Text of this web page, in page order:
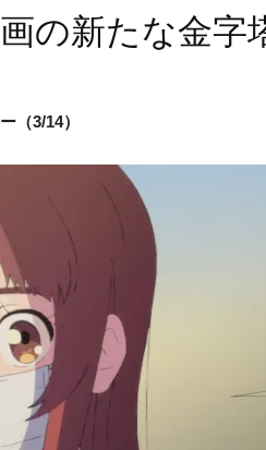
の新たな金字
（3/14）